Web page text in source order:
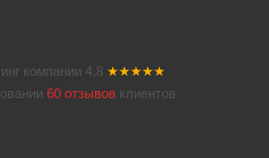
компании 4.8 ★★★★★
60 отзывов клиентов